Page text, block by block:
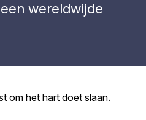
wereldwijde
om het hart doet slaan.